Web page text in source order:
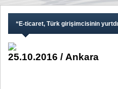
“E-ticaret, Türk girişimcisinin
25.10.2016 / Ankara